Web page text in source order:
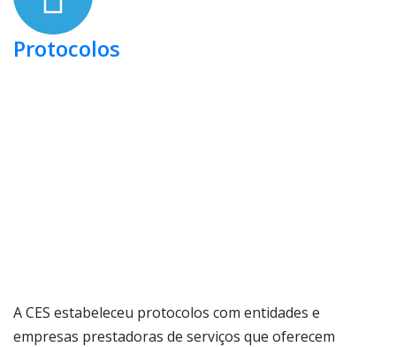
Protocolos
A CES estabeleceu protocolos com entidades e
empresas prestadoras de serviços que oferecem